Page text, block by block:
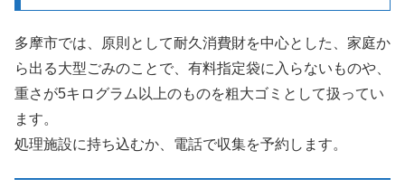
多摩市では、原則として耐久消費財を中心とした、家庭か
ら出る大型ごみのことで、有料指定袋に入らないものや、
重さが5キログラム以上のものを粗大ゴミとして扱ってい
ます。
処理施設に持ち込むか、電話で収集を予約します。